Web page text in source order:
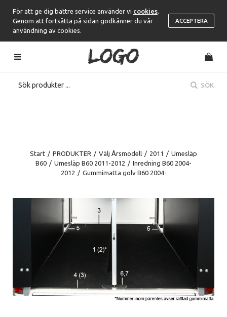
För att ge dig bättre service använder vi cookies
Genom att fortsätta på sidan godkänner du vår
användning av cookies.
ACCEPTERA
SÖK
Start / PRODUKTER / Välj Årsmodell / 2011 / Umesläp
B60 / Umesläp B60 2011-2012 / Inredning B60 2004-
2012 / Gummimatta golv B60 2004-